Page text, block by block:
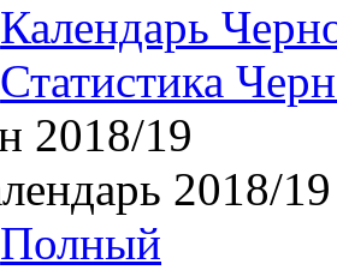
Календарь
Статистика
2018/19
2018/19
Полный